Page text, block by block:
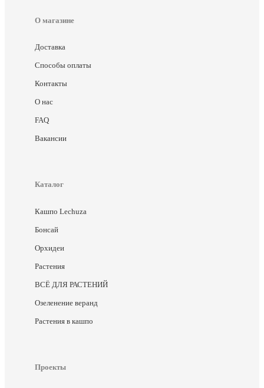
О магазине
Доставка
Способы оплаты
Контакты
О нас
FAQ
Вакансии
Каталог
Кашпо Lechuza
Бонсай
Орхидеи
Растения
ВСЁ ДЛЯ РАСТЕНИЙ
Озеленение веранд
Растения в кашпо
Проекты